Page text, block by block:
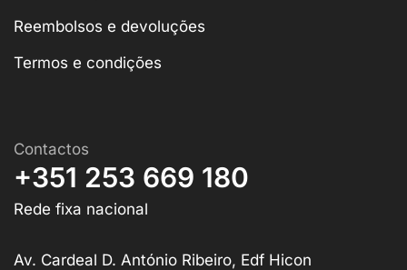
Reembolsos e devoluções
Termos e condições
Contactos
+351 253 669 180
Rede fixa nacional
Av. Cardeal D. António Ribeiro, Edf Hicon